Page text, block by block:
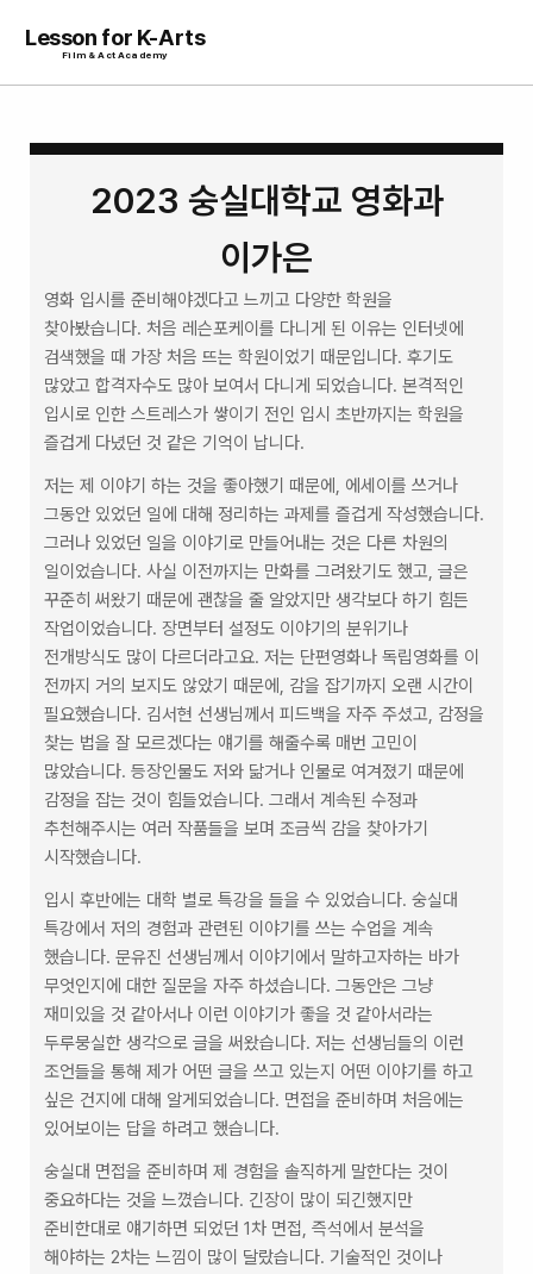
Lesson for K-Arts
Film & Act Academy
2023 숭실대학교 영화과
이가은
영화 입시를 준비해야겠다고 느끼고 다양한 학원을
찾아봤습니다. 처음 레슨포케이를 다니게 된 이유는 인터넷에
검색했을 때 가장 처음 뜨는 학원이었기 때문입니다. 후기도
많았고 합격자수도 많아 보여서 다니게 되었습니다. 본격적인
입시로 인한 스트레스가 쌓이기 전인 입시 초반까지는 학원을
즐겁게 다녔던 것 같은 기억이 납니다.
저는 제 이야기 하는 것을 좋아했기 때문에, 에세이를 쓰거나
그동안 있었던 일에 대해 정리하는 과제를 즐겁게 작성했습니다.
그러나 있었던 일을 이야기로 만들어내는 것은 다른 차원의
일이었습니다. 사실 이전까지는 만화를 그려왔기도 했고, 글은
꾸준히 써왔기 때문에 괜찮을 줄 알았지만 생각보다 하기 힘든
작업이었습니다. 장면부터 설정도 이야기의 분위기나
전개방식도 많이 다르더라고요. 저는 단편영화나 독립영화를 이
전까지 거의 보지도 않았기 때문에, 감을 잡기까지 오랜 시간이
필요했습니다. 김서현 선생님께서 피드백을 자주 주셨고, 감정을
찾는 법을 잘 모르겠다는 얘기를 해줄수록 매번 고민이
많았습니다. 등장인물도 저와 닮거나 인물로 여겨졌기 때문에
감정을 잡는 것이 힘들었습니다. 그래서 계속된 수정과
추천해주시는 여러 작품들을 보며 조금씩 감을 찾아가기
시작했습니다.
입시 후반에는 대학 별로 특강을 들을 수 있었습니다. 숭실대
특강에서 저의 경험과 관련된 이야기를 쓰는 수업을 계속
했습니다. 문유진 선생님께서 이야기에서 말하고자하는 바가
무엇인지에 대한 질문을 자주 하셨습니다. 그동안은 그냥
재미있을 것 같아서나 이런 이야기가 좋을 것 같아서라는
두루뭉실한 생각으로 글을 써왔습니다. 저는 선생님들의 이런
조언들을 통해 제가 어떤 글을 쓰고 있는지 어떤 이야기를 하고
싶은 건지에 대해 알게되었습니다. 면접을 준비하며 처음에는
있어보이는 답을 하려고 했습니다.
숭실대 면접을 준비하며 제 경험을 솔직하게 말한다는 것이
중요하다는 것을 느꼈습니다. 긴장이 많이 되긴했지만
준비한대로 얘기하면 되었던 1차 면접, 즉석에서 분석을
해야하는 2차는 느낌이 많이 달랐습니다. 기술적인 것이나